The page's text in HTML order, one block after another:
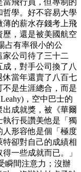
飛行員，但專制的
哲學。好不容易大學
薄的薪水存錢考上飛
，還是被美國航空
占有率很小的公
公司待了三十二
，對手公司換了八
休當年還賣了八百七
是生涯總合，而是
，空中巴士的
成就獎，被《華爾
行長讚美他是「獨
人形容他是個「極度
卻對自己的成績相
一些成就而已。」
瞬間注意力；沒辦